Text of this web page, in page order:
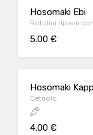
Hosomaki Ebi
Rotolini ripieni
5.00 €
Hosomaki
Cetriolo
4.00 €